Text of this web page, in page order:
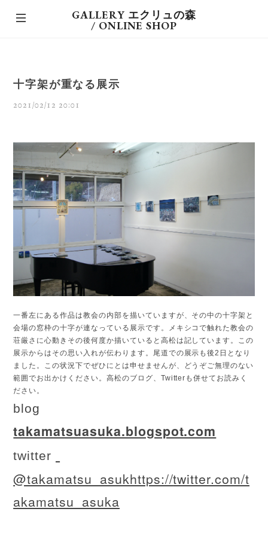
GALLERY エクリュの森
/ ONLINE SHOP
十字架が重なる展示
2021/02/12 20:01
一番左にある作品は教会の内部を描いていますが、その中の十字架と
会場の窓枠の十字が連なっている展示です。メキシコで触れた教会の
荘厳さに心動きその後何度か描いていると高松は記しています。この
展示からはその思い入れが伝わります。尾道での展示も後2日となり
ました。この状況下でぜひにとは申せませんが、どうぞご無理のない
範囲でお出かけください。高松のブログ、Twitterも併せてお読みく
ださい。
blog
takamatsuasuka.blogspot.com
twitter
@takamatsu_asukhttps://twitter.com/t
akamatsu_asuka